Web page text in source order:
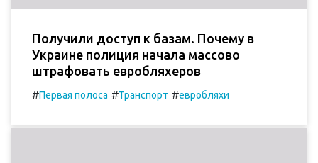
Получили доступ к базам. Почему в
Украине полиция начала массово
штрафовать евробляхеров
#Первая полоса #Транспорт #евробляхи